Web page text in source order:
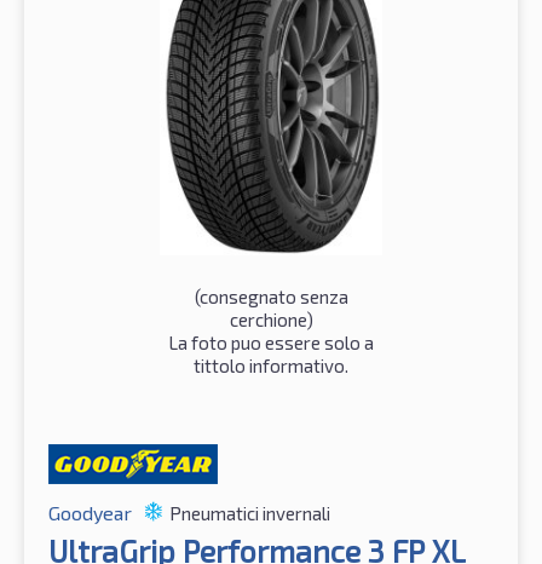
(consegnato senza
cerchione)
La foto puo essere solo a
tittolo informativo.
Goodyear Pneumatici invernali
UltraGrip Performance 3 FP XL